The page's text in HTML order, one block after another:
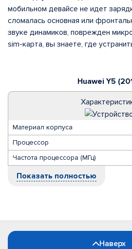
Huawei Y5
Материал корпуса
Процессор
Частота процессора (МГц)
Показать полностью
мобильном девайсе не идет
сломалась основная или
звуке динамиков, поврежден
sim-карта, вы знаете, где
Наверх